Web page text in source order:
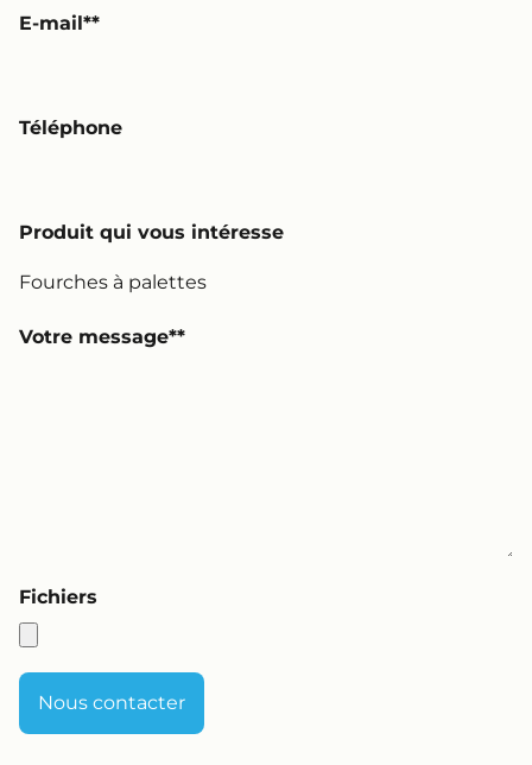
E-mail*
Téléphone
Produit qui vous intéresse
Votre message*
Fichiers